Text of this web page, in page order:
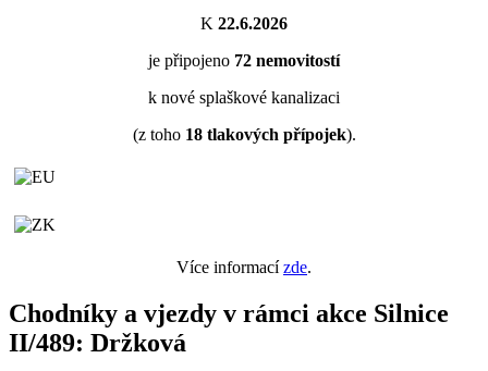
K 22.6.2026
je připojeno 72 nemovitostí
k nové splaškové kanalizaci
(z toho 18tlakových přípojek).
Více informacízde.
Chodníky a vjezdy v rámci akce Silnice
II/489: Držková